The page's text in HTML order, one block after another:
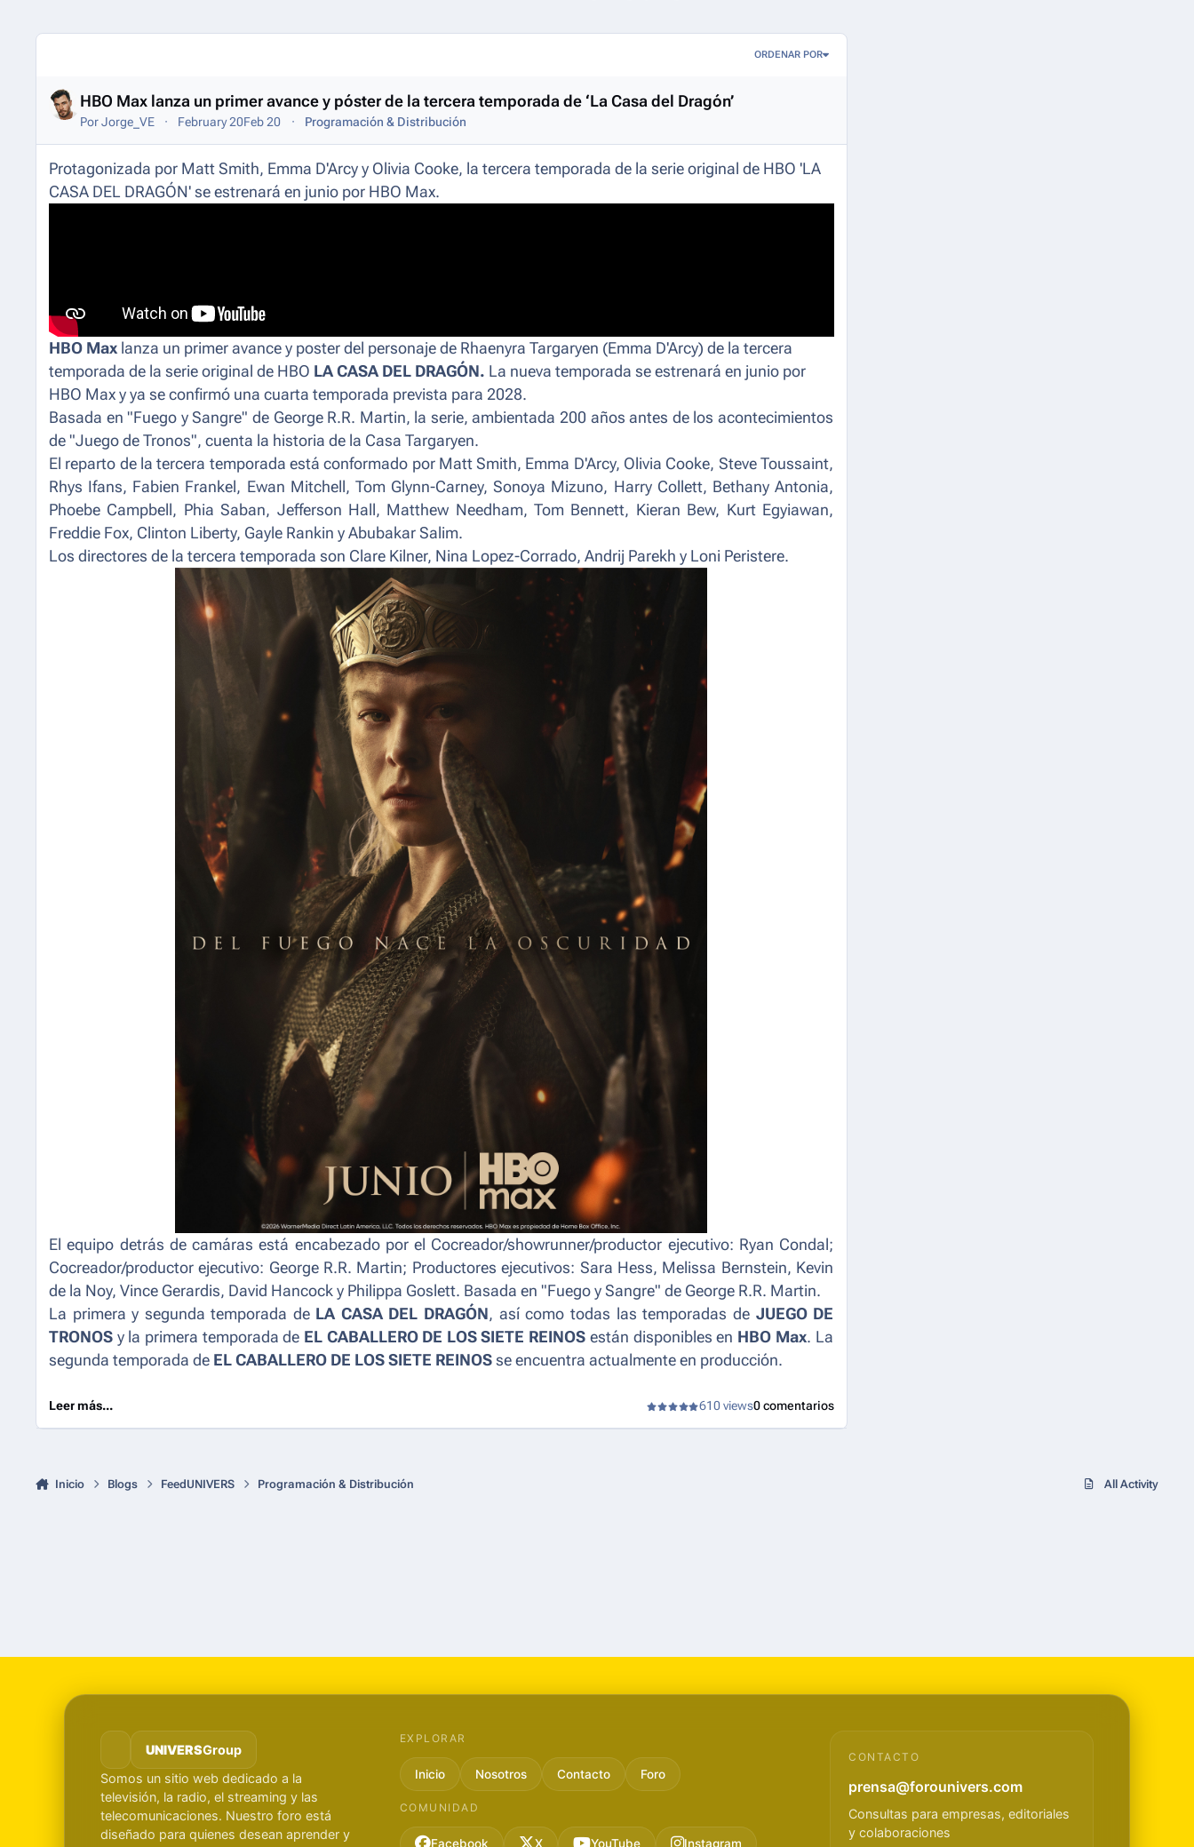
Entries in this blog
ORDENAR POR
HBO Max lanza un primer avance y póster de la tercera temporada de ‘La Casa del Dragón’
PorJorge_VE February 20Feb 20 Programación & Distribución
Protagonizada por Matt Smith, Emma D'Arcy y Olivia Cooke, la tercera temporada de la serie original de HBO 'LA
CASA DEL DRAGÓN' se estrenará en junio por HBO Max.
HBO Max lanza un primer avance y poster del personaje de Rhaenyra Targaryen (Emma D'Arcy) de la tercera
temporada de la serie original de HBO LA CASA DEL DRAGÓN. La nueva temporada se estrenará en junio por
HBO Max y ya se confirmó una cuarta temporada prevista para 2028.
Basada en "Fuego y Sangre" de George R.R. Martin, la serie, ambientada 200 años antes de los acontecimientos
de "Juego de Tronos", cuenta la historia de la Casa Targaryen.
El reparto de la tercera temporada está conformado por Matt Smith, Emma D'Arcy, Olivia Cooke, Steve Toussaint,
Rhys Ifans, Fabien Frankel, Ewan Mitchell, Tom Glynn-Carney, Sonoya Mizuno, Harry Collett, Bethany Antonia,
Phoebe Campbell, Phia Saban, Jefferson Hall, Matthew Needham, Tom Bennett, Kieran Bew, Kurt Egyiawan,
Freddie Fox, Clinton Liberty, Gayle Rankin y Abubakar Salim.
Los directores de la tercera temporada son Clare Kilner, Nina Lopez-Corrado, Andrij Parekh y Loni Peristere.
El equipo detrás de camáras está encabezado por el Cocreador/showrunner/productor ejecutivo: Ryan Condal;
Cocreador/productor ejecutivo: George R.R. Martin; Productores ejecutivos: Sara Hess, Melissa Bernstein, Kevin
de la Noy, Vince Gerardis, David Hancock y Philippa Goslett. Basada en "Fuego y Sangre" de George R.R. Martin.
La primera y segunda temporada de LA CASA DEL DRAGÓN, así como todas las temporadas de JUEGO DE
TRONOS y la primera temporada de EL CABALLERO DE LOS SIETE REINOS están disponibles en HBO Max. La
segunda temporada de EL CABALLERO DE LOS SIETE REINOS se encuentra actualmente en producción.
Leer más... 610 views0 comentarios
Inicio Blogs FeedUNIVERS Programación & Distribución All Activity
UNIVERSGroup
Somos un sitio web dedicado a la
televisión, la radio, el streaming y las
telecomunicaciones. Nuestro foro está
diseñado para quienes desean aprender y
EXPLORAR
Inicio Nosotros Contacto Foro
COMUNIDAD
Facebook X YouTube Instagram
CONTACTO
prensa@forounivers.com
Consultas para empresas, editoriales
y colaboraciones